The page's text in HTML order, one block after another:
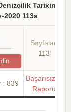
Tarixine
2020 113s
Sayfalar:
113
: 839
Başarısızlık
Raporu